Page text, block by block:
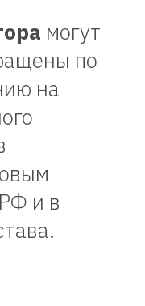
могут
по
на
и в